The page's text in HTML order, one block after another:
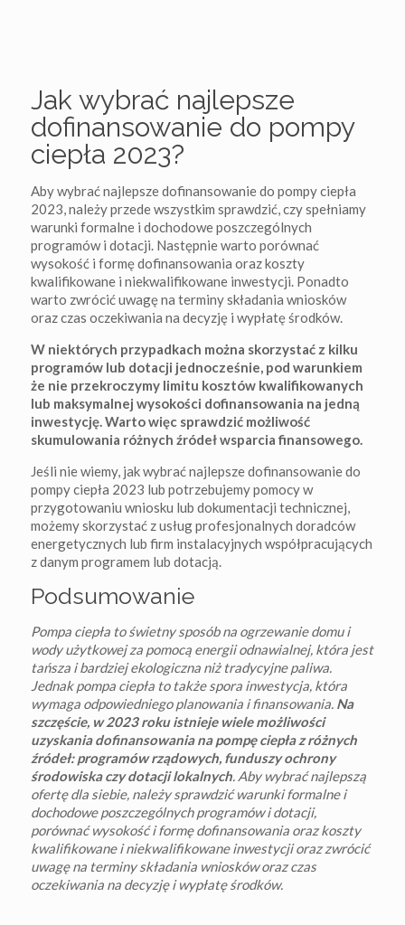
Jak wybrać najlepsze
dofinansowanie do pompy
ciepła 2023?
Aby wybrać najlepsze dofinansowanie do pompy ciepła
2023, należy przede wszystkim sprawdzić, czy spełniamy
warunki formalne i dochodowe poszczególnych
programów i dotacji. Następnie warto porównać
wysokość i formę dofinansowania oraz koszty
kwalifikowane i niekwalifikowane inwestycji. Ponadto
warto zwrócić uwagę na terminy składania wniosków
oraz czas oczekiwania na decyzję i wypłatę środków.
W niektórych przypadkach można skorzystać z kilku
programów lub dotacji jednocześnie, pod warunkiem
że nie przekroczymy limitu kosztów kwalifikowanych
lub maksymalnej wysokości dofinansowania na jedną
inwestycję. Warto więc sprawdzić możliwość
skumulowania różnych źródeł wsparcia finansowego.
Jeśli nie wiemy, jak wybrać najlepsze dofinansowanie do
pompy ciepła 2023 lub potrzebujemy pomocy w
przygotowaniu wniosku lub dokumentacji technicznej,
możemy skorzystać z usług profesjonalnych doradców
energetycznych lub firm instalacyjnych współpracujących
z danym programem lub dotacją.
Podsumowanie
Pompa ciepła to świetny sposób na ogrzewanie domu i
wody użytkowej za pomocą energii odnawialnej, która jest
tańsza i bardziej ekologiczna niż tradycyjne paliwa.
Jednak pompa ciepła to także spora inwestycja, która
wymaga odpowiedniego planowania i finansowania. Na
szczęście, w 2023 roku istnieje wiele możliwości
uzyskania dofinansowania na pompę ciepła z różnych
źródeł: programów rządowych, funduszy ochrony
środowiska czy dotacji lokalnych. Aby wybrać najlepszą
ofertę dla siebie, należy sprawdzić warunki formalne i
dochodowe poszczególnych programów i dotacji,
porównać wysokość i formę dofinansowania oraz koszty
kwalifikowane i niekwalifikowane inwestycji oraz zwrócić
uwagę na terminy składania wniosków oraz czas
oczekiwania na decyzję i wypłatę środków.